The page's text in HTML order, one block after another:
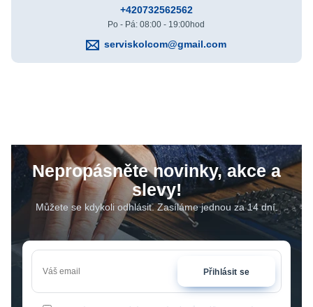
+420732562562
Po - Pá: 08:00 - 19:00hod
serviskolcom@gmail.com
Nepropásněte novinky, akce a
slevy!
Můžete se kdykoli odhlásit. Zasíláme jednou za 14 dní.
Přihlásit se